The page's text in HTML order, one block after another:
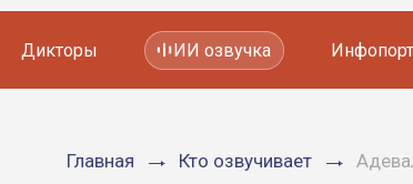
Мультфильмов
Дикторы ИИ озвучка
Главная Кто озвучивает